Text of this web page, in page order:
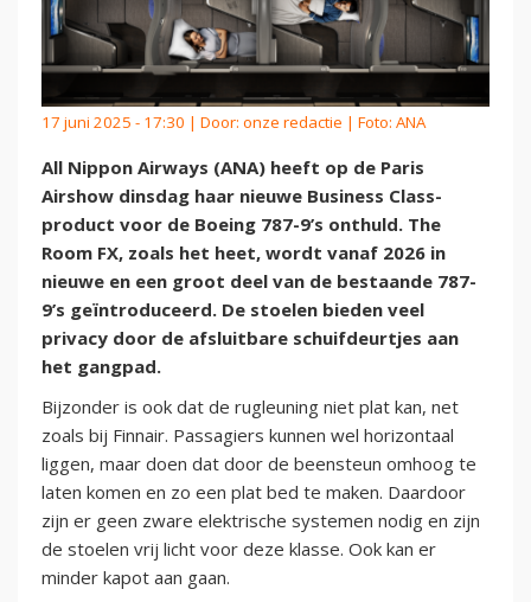
17 juni 2025 - 17:30 | Door: onze redactie | Foto: ANA
All Nippon Airways (ANA) heeft op de Paris
Airshow dinsdag haar nieuwe Business Class-
product voor de Boeing 787-9’s onthuld. The
Room FX, zoals het heet, wordt vanaf 2026 in
nieuwe en een groot deel van de bestaande 787-
9’s geïntroduceerd. De stoelen bieden veel
privacy door de afsluitbare schuifdeurtjes aan
het gangpad.
Bijzonder is ook dat de rugleuning niet plat kan, net
zoals bij Finnair. Passagiers kunnen wel horizontaal
liggen, maar doen dat door de beensteun omhoog te
laten komen en zo een plat bed te maken. Daardoor
zijn er geen zware elektrische systemen nodig en zijn
de stoelen vrij licht voor deze klasse. Ook kan er
minder kapot aan gaan.